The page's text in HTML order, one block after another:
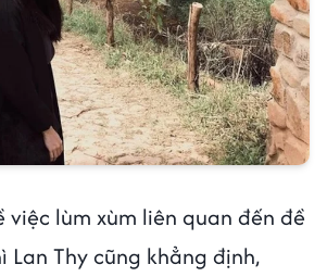
việc lùm xùm liên quan đến đề
Lan Thy cũng khẳng định,